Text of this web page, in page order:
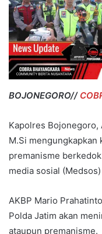
BOJONEGORO//
Kapolres Bojonegoro,
M.Si mengungkapkan
premanisme
media sosial
AKBP Mario
Polda Jatim akan
ataupun premanisme.